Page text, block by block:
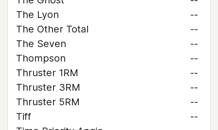
The Lyon
--
The Other Total
--
The Seven
--
Thompson
--
Thruster 1RM
--
Thruster 3RM
--
Thruster 5RM
--
Tiff
--